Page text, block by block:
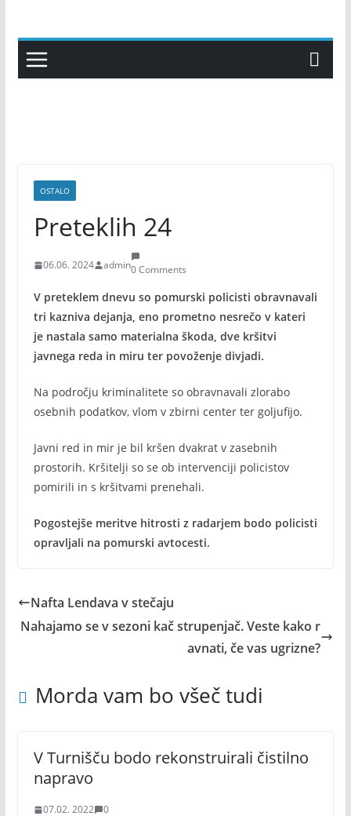
content
OSTALO
Preteklih 24
06.06. 2024 admin0 Comments
V preteklem dnevu so pomurski policisti obravnavali
tri kazniva dejanja, eno prometno nesrečo v kateri
je nastala samo materialna škoda, dve kršitvi
javnega reda in miru ter povoženje divjadi.
Na področju kriminalitete so obravnavali zlorabo
osebnih podatkov, vlom v zbirni center ter goljufijo.
Javni red in mir je bil kršen dvakrat v zasebnih
prostorih. Kršitelji so se ob intervenciji policistov
pomirili in s kršitvami prenehali.
Pogostejše meritve hitrosti z radarjem bodo policisti
opravljali na pomurski avtocesti.
Nafta Lendava v stečaju
Nahajamo se v sezoni kač strupenjač. Veste kako r
avnati, če vas ugrizne?
Morda vam bo všeč tudi
V Turnišču bodo rekonstruirali čistilno
napravo
07.02. 2022 0